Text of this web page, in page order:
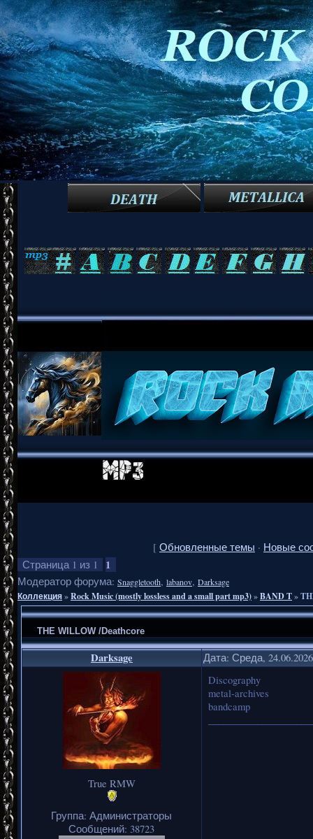
[ Обновленные темы · Новые
Страница 1 из 1 1
Модератор форума: Snaggletooth, labanov, Darksage
Коллекция»Rock Music (mostly lossless and a small part mp3)»BAND T»
THE WILLOW /Deathcore
Darksage Дата: Среда,
True RMW
Группа: Администраторы
Сообщений: 38723
Discography
metal-archives
bandcamp